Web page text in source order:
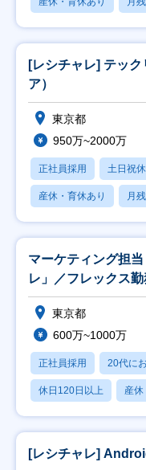
[レシチャレ] テッ
ア）
東京都
950万~2000万
正社員採用 土日祝
産休・育休あり 月
マーケティング担
レ」／フレックス勤
東京都
600万~1000万
正社員採用 20代に
休日120日以上 産休
[レシチャレ]